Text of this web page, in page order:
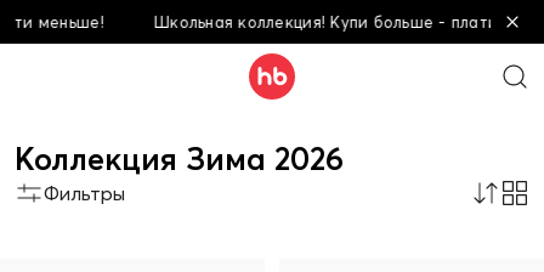
Школьная коллекция! Купи больше - плати меньше!
Коллекция Зима 2026
Фильтры